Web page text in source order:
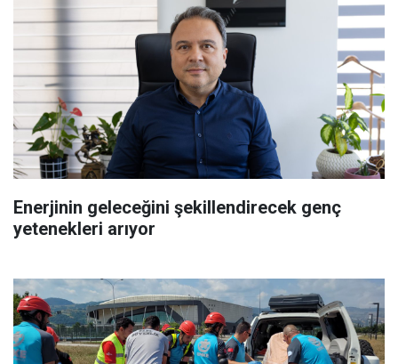
Enerjinin geleceğini şekillendirecek genç
yetenekleri arıyor